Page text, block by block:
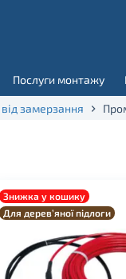
Послуги монтажу
замерзання
Знижка у кошику
Для дерев’яної підлоги